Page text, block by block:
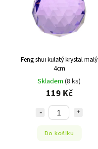
Feng shui kulatý krystal malý
4cm
Skladem (8 ks)
119 Kč
Do košíku